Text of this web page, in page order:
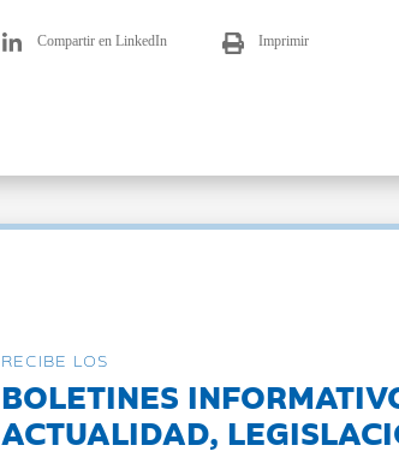
Compartir en LinkedIn Imprimir
RECIBE LOS
BOLETINES
ACTUALIDAD,